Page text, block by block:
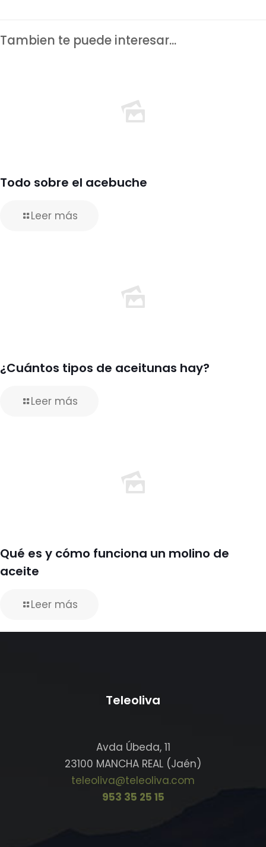
Tambien te puede interesar...
Todo sobre el acebuche
Leer más
¿Cuántos tipos de aceitunas hay?
Leer más
Qué es y cómo funciona un molino de
aceite
Leer más
Teleoliva
Avda Úbeda, 11
23100 MANCHA REAL (Jaén)
teleoliva@teleoliva.com
953 35 25 15